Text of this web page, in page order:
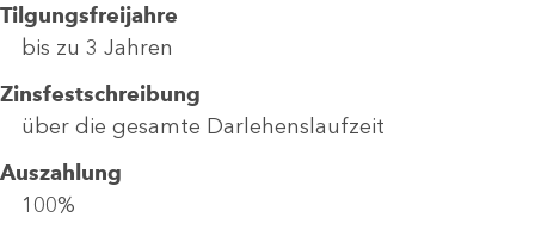
Tilgungsfreijahre
bis zu 3 Jahren
Zinsfestschreibung
über die gesamte Darlehenslaufzeit
Auszahlung
100%